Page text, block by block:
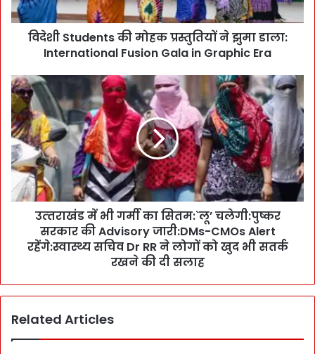
e
n
मो
ह
क
प्र
स्तु
ति
यों
ने
झु
n
e
विदेशी Students की मोहक प्रस्तुतियों ने झुमा डाला:
International Fusion Gala in Graphic Era
उ
त्‍त
रा
खं
ड
में
भी
ग
र्मी
`
’
उत्‍तराखंड में भी गर्मी का सितम:`लू’ चलेगी:पुष्कर
सरकार की Advisory जारी:DMs-CMOs Alert
रहेंगे:स्वास्थ्य सचिव Dr RR ने लोगों को खुद भी सतर्क
रखने की दी सलाह
Related Articles